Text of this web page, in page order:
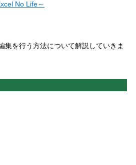
No Life～
集を行う方法について解説していきま